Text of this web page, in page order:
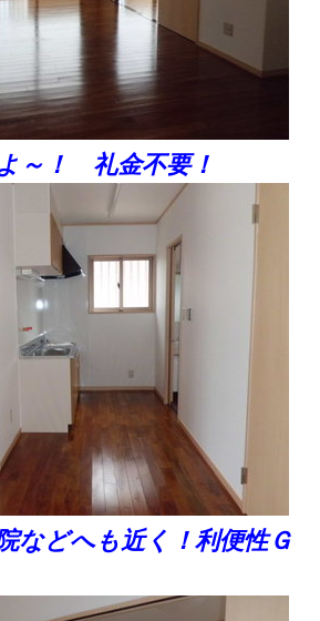
～！ 礼金不要！
などへも近く！利便性Ｇ